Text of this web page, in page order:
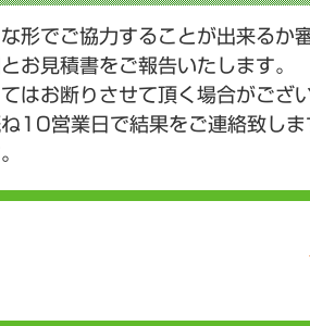
形でご協力することが出来るか
お見積書をご報告いたします。
はお断りさせて頂く場合がござ
10営業日で結果をご連絡致しま